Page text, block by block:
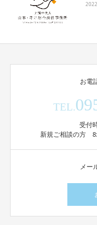
お電
TEL.
受付
新規ご相談の方
メー